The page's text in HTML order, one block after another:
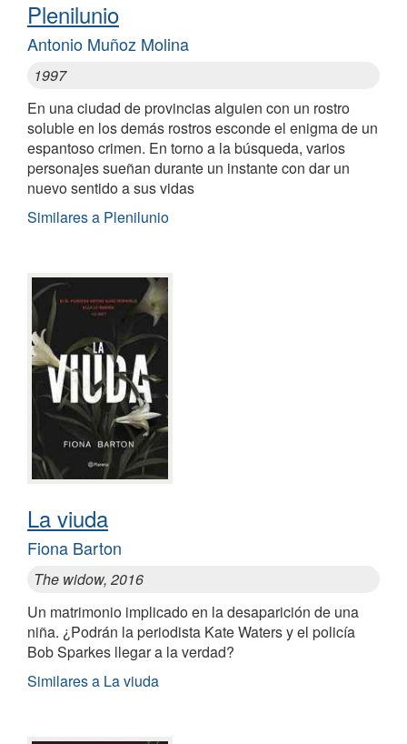
Plenilunio
Antonio Muñoz Molina
1997
En una ciudad de provincias alguien con un rostro
soluble en los demás rostros esconde el enigma de un
espantoso crimen. En torno a la búsqueda, varios
personajes sueñan durante un instante con dar un
nuevo sentido a sus vidas
Similares a Plenilunio
La viuda
Fiona Barton
The widow, 2016
Un matrimonio implicado en la desaparición de una
niña. ¿Podrán la periodista Kate Waters y el policía
Bob Sparkes llegar a la verdad?
Similares a La viuda